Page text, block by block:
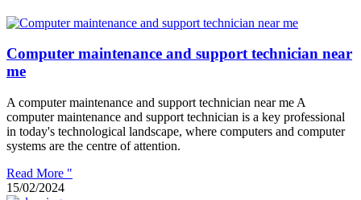
Computer maintenance and support technician near
me
A computer maintenance and support technician near me A
computer maintenance and support technician is a key professional
in today's technological landscape, where computers and computer
systems are the centre of attention.
Read More "
15/02/2024